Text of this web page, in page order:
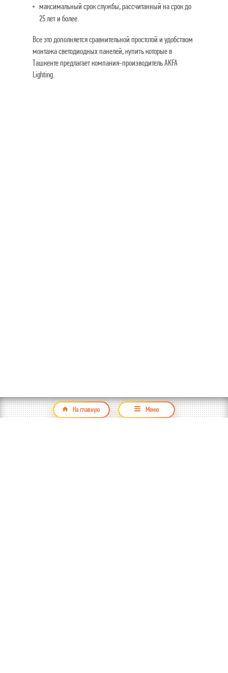
На главную Меню
максимальный срок службы, рассчитанный на срок до
25 лет и более.
Все это дополняется сравнительной простотой и удобством
монтажа светодиодных панелей, купить которые в
Ташкенте предлагает компания-производитель AKFA
Lighting.